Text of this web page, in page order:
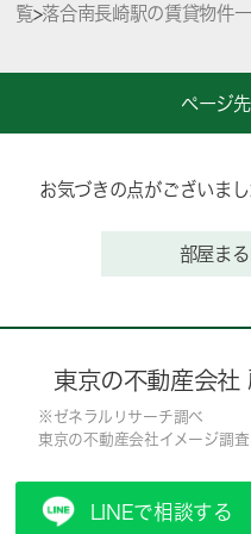
覧>落合南長崎駅の賃貸物件
ページ
お気づきの点がございま
部屋ま
東京の不動産会社
※ゼネラルリサーチ調べ
東京の不動産会社イメージ調査 [
LINEで相談する